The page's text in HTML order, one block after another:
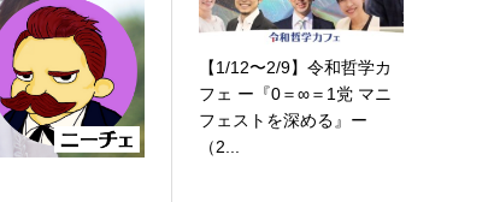
【1/12〜2/9】令和哲学カ
フェ ー『0＝∞＝1党 マニ
フェストを深める』ー
（2...